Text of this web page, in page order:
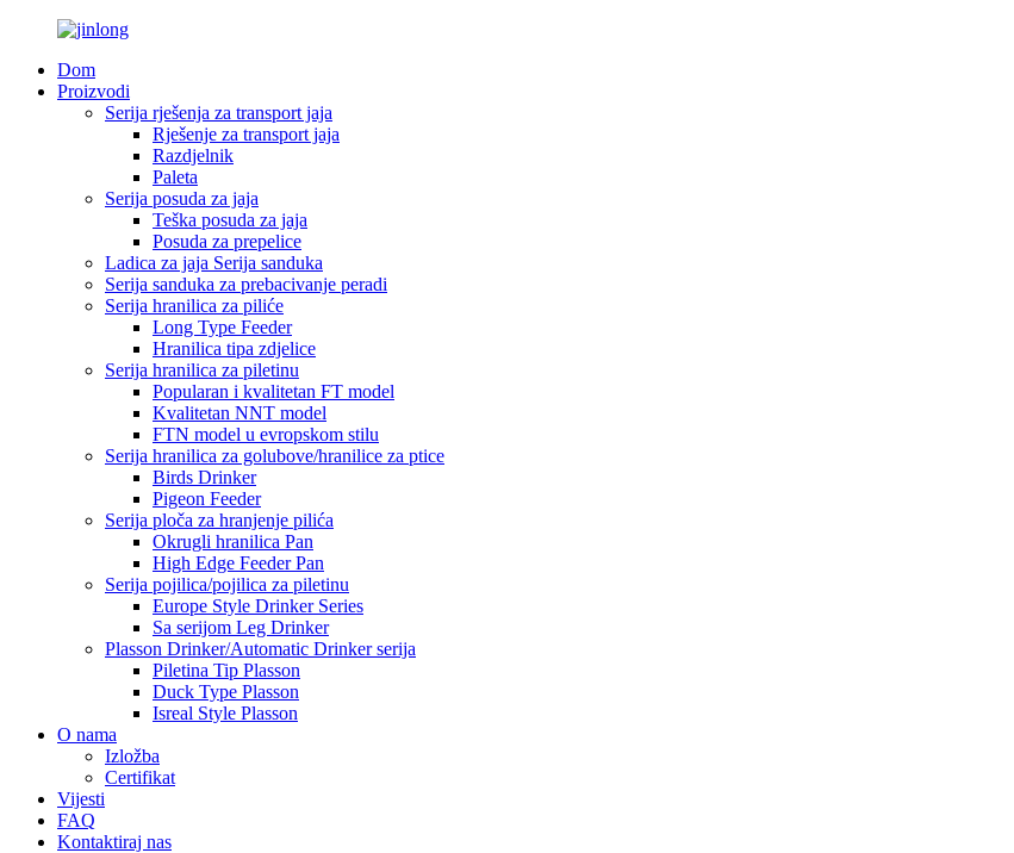
Dom
Proizvodi
Serija rješenja za transport jaja
Rješenje za transport jaja
Razdjelnik
Paleta
Serija posuda za jaja
Teška posuda za jaja
Posuda za prepelice
Ladica za jaja Serija sanduka
Serija sanduka za prebacivanje peradi
Serija hranilica za piliće
Long Type Feeder
Hranilica tipa zdjelice
Serija hranilica za piletinu
Popularan i kvalitetan FT model
Kvalitetan NNT model
FTN model u evropskom stilu
Serija hranilica za golubove/hranilice za ptice
Birds Drinker
Pigeon Feeder
Serija ploča za hranjenje pilića
Okrugli hranilica Pan
High Edge Feeder Pan
Serija pojilica/pojilica za piletinu
Europe Style Drinker Series
Sa serijom Leg Drinker
Plasson Drinker/Automatic Drinker serija
Piletina Tip Plasson
Duck Type Plasson
Isreal Style Plasson
O nama
Izložba
Certifikat
Vijesti
FAQ
Kontaktiraj nas